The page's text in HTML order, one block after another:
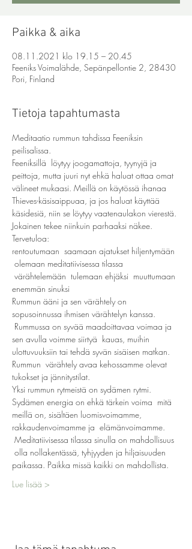
Paikka & aika
08.11.2021 klo 19.15 – 20.45
Feeniks Voimalähde, Sepänpellontie 2, 28430
Pori, Finland
Tietoja tapahtumasta
Meditaatio rummun tahdissa Feeniksin
peilisalissa.
Feeniksillä  löytyy joogamattoja, tyynyjä ja
peittoja, mutta juuri nyt ehkä haluat ottaa omat
välineet mukaasi. Meillä on käytössä ihanaa
Thieves-käsisaippuaa, ja jos haluat käyttää
käsidesiä, niin se löytyy vaatenaulakon vierestä.
Jokainen tekee niinkuin parhaaksi näkee.
Tervetuloa:
rentoutumaan  saamaan ajatukset hiljentymään
olemaan meditatiivisessa tilassa
värähtelemään  tulemaan ehjäksi  muuttumaan
enemmän sinuksi
Rummun ääni ja sen värähtely on
sopusoinnussa ihmisen värähtelyn kanssa.
Rummussa on syvää maadoittavaa voimaa ja
sen avulla voimme siirtyä  kauas, muihin
ulottuvuuksiin tai tehdä syvän sisäisen matkan.
Rummun  värähtely avaa kehossamme olevat
tukokset ja jännitystilat.
Yksi rummun rytmeistä on sydämen rytmi.
Sydämen energia on ehkä tärkein voima  mitä
meillä on, sisältäen luomisvoimamme,
rakkaudenvoimamme ja  elämänvoimamme.
Meditatiivisessa tilassa sinulla on mahdollisuus
olla nollakentässä, tyhjyyden ja hiljaisuuden
paikassa. Paikka missä kaikki on mahdollista.
Lue lisää >